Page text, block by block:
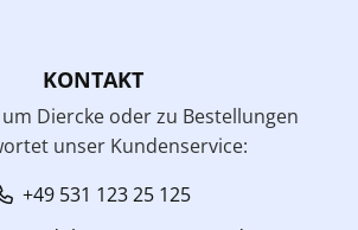
KONTAKT
Diercke oder zu Bestellungen
unser Kundenservice:
+49 531 123 25 125